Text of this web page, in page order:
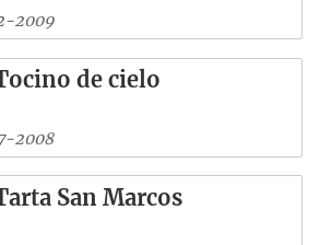
2009
de cielo
2008
San Marcos